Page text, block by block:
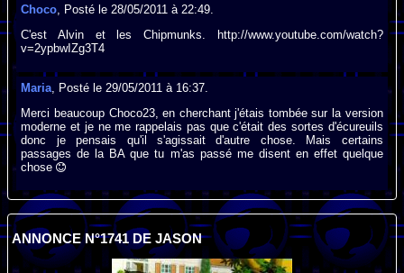
Choco , Posté le 28/05/2011 à 22:49.
C'est Alvin et les Chipmunks. http://www.youtube.com/watch?
v=2ypbwIZg3T4
Maria , Posté le 29/05/2011 à 16:37.
Merci beaucoup Choco23, en cherchant j'étais tombée sur la version
moderne et je ne me rappelais pas que c'était des sortes d'écureuils
donc je pensais qu'il s'agissait d'autre chose. Mais certains
passages de la BA que tu m'as passé me disent en effet quelque
chose
ANNONCE N°1741 DE JASON